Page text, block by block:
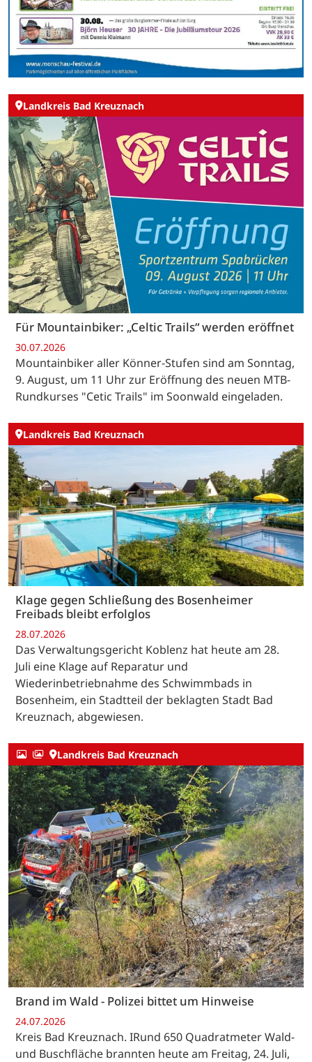
Landkreis Bad Kreuznach
Für Mountainbiker: „Celtic Trails“ werden eröffnet
30.07.2026
Mountainbiker aller Könner-Stufen sind am Sonntag,
9. August, um 11 Uhr zur Eröffnung des neuen MTB-
Rundkurses "Cetic Trails" im Soonwald eingeladen.
Landkreis Bad Kreuznach
Klage gegen Schließung des Bosenheimer
Freibads bleibt erfolglos
28.07.2026
Das Verwaltungsgericht Koblenz hat heute am 28.
Juli eine Klage auf Reparatur und
Wiederinbetriebnahme des Schwimmbads in
Bosenheim, ein Stadtteil der beklagten Stadt Bad
Kreuznach, abgewiesen.
Landkreis Bad Kreuznach
Brand im Wald - Polizei bittet um Hinweise
24.07.2026
Kreis Bad Kreuznach. IRund 650 Quadratmeter Wald-
und Buschfläche brannten heute am Freitag, 24. Juli,